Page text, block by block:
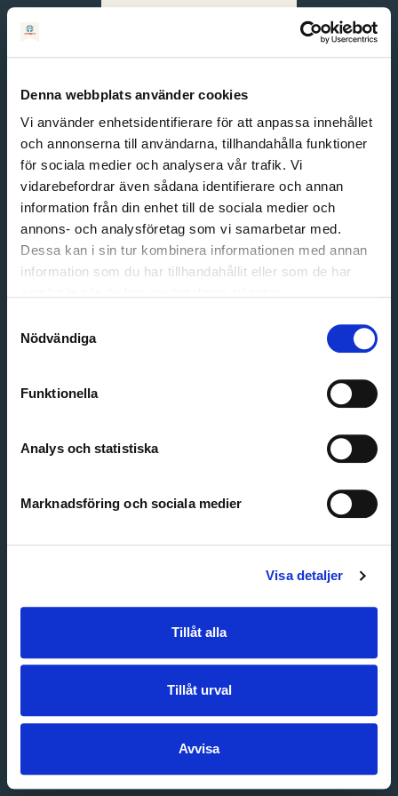
Denna webbplats använder cookies
Vi använder enhetsidentifierare för att anpassa innehållet
och annonserna till användarna, tillhandahålla funktioner
för sociala medier och analysera vår trafik. Vi
vidarebefordrar även sådana identifierare och annan
information från din enhet till de sociala medier och
annons- och analysföretag som vi samarbetar med.
Dessa kan i sin tur kombinera informationen med annan
information som du har tillhandahållit eller som de har
Nödvändiga
Funktionella
Analys och statistiska
Marknadsföring och sociala medier
Visa detaljer
Tillåt alla
Tillåt urval
Avvisa
English
Svenska
Email address
Customer service